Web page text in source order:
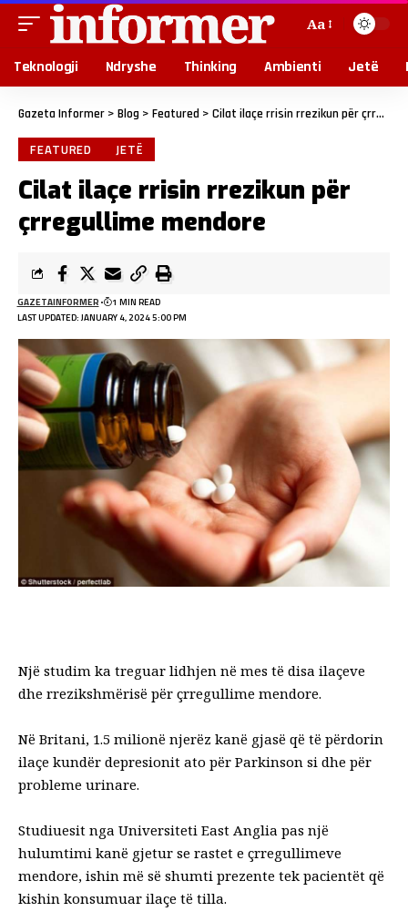
Aa
Teknologji Ndryshe Thinking Ambienti Jetë
Gazeta Informer > Blog > Featured > Cilat ilaçe rrisin rrezikun për çrregullime mendore
FEATURED JETË
Cilat ilaçe rrisin rrezikun për
çrregullime mendore
LAST UPDATED: JANUARY 4, 2024 5:00 PM
GAZETAINFORMER 1 MIN READ
Një studim ka treguar lidhjen në mes të disa ilaçeve
dhe rrezikshmërisë për çrregullime mendore.
Në Britani, 1.5 milionë njerëz kanë gjasë që të përdorin
ilaçe kundër depresionit ato për Parkinson si dhe për
probleme urinare.
Studiuesit nga Universiteti East Anglia pas një
hulumtimi kanë gjetur se rastet e çrregullimeve
mendore, ishin më së shumti prezente tek pacientët që
kishin konsumuar ilaçe të tilla.